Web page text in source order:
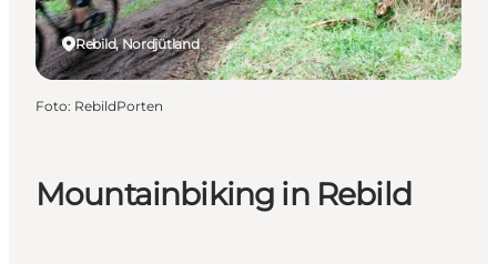
Mountainbiking in Rebild
Rebild, Nordjütland
Foto: RebildPorten